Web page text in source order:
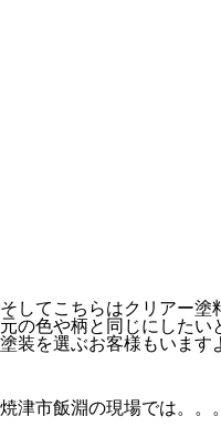
そしてこちらはクリアー塗
元の色や柄と同じにしたい
塗装を選ぶお客様もいます
焼津市飯淵の現場では。。。